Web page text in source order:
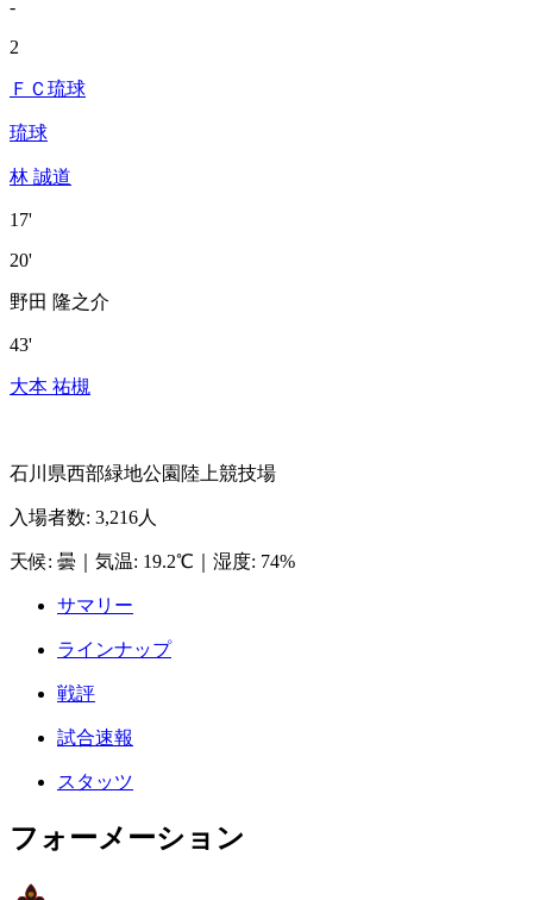
-
2
ＦＣ琉球
琉球
林 誠道
17'
20'
野田 隆之介
43'
大本 祐槻
石川県西部緑地公園陸上競技場
入場者数: 3,216人
天候: 曇 気温: 19.2℃ 湿度: 74%
サマリー
ラインナップ
戦評
試合速報
スタッツ
フォーメーション